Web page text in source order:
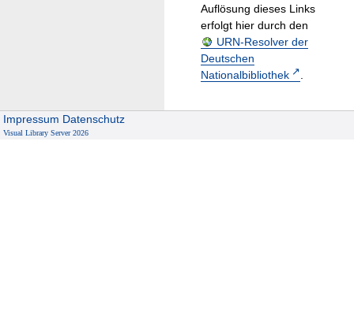
Auflösung dieses Links
erfolgt hier durch den
URN-Resolver der
Deutschen
Nationalbibliothek
.
Impressum Datenschutz
Visual Library Server 2026